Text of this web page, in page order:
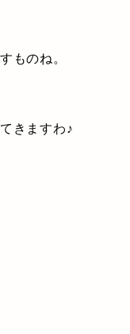
ものね。
きますわ♪